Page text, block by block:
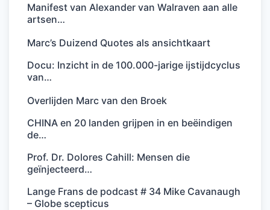
Manifest van Alexander van Walraven aan alle
artsen…
Marc’s Duizend Quotes als ansichtkaart
Docu: Inzicht in de 100.000-jarige ijstijdcyclus
van…
Overlijden Marc van den Broek
CHINA en 20 landen grijpen in en beëindigen
de…
Prof. Dr. Dolores Cahill: Mensen die
geïnjecteerd…
Lange Frans de podcast # 34 Mike Cavanaugh
– Globe scepticus